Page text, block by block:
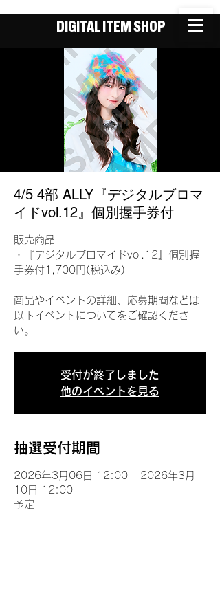
DIGITAL ITEM SHOP
4/5 4部 ALLY『デジタルブロマ
イドvol.12』個別握手券付
販売商品
・『デジタルブロマイドvol.12』個別握
手券付1,700円(税込み)
商品やイベントの詳細、応募期間などは
以下イベントについてをご確認くださ
い。
受付が終了しました
他のイベントを見る
抽選受付期間
2026年3月06日 12:00 – 2026年3月
10日 12:00
予定